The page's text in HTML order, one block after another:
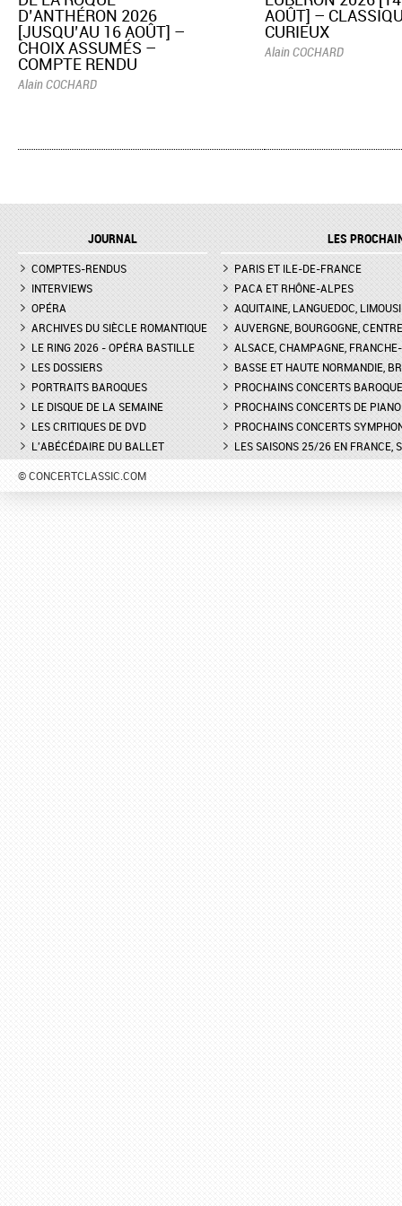
D’ANTHÉRON 2026
[JUSQU’AU 16 AOÛT] –
CHOIX ASSUMÉS –
COMPTE RENDU
Alain COCHARD
AOÛT] –
CURIEUX
Alain COCHARD
JOURNAL
COMPTES-RENDUS
INTERVIEWS
OPÉRA
ARCHIVES DU SIÈCLE ROMANTIQUE
LE RING 2026 - OPÉRA BASTILLE
LES DOSSIERS
PORTRAITS BAROQUES
LE DISQUE DE LA SEMAINE
LES CRITIQUES DE DVD
L'ABÉCÉDAIRE DU BALLET
LES
PARIS ET ILE-DE-FRANCE
PACA ET RHÔNE-ALPES
AQUITAINE, LANGUEDOC,
AUVERGNE, BOURGOGNE, CENTRE
ALSACE, CHAMPAGNE,
BASSE ET HAUTE NORMANDIE,
PROCHAINS CONCERTS
PROCHAINS CONCERTS DE PIANO
PROCHAINS CONCERTS
LES SAISONS 25/26 EN FRANCE,
© CONCERTCLASSIC.COM